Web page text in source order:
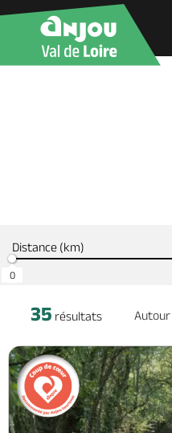
Distance (km)
0
35 résultats Autour